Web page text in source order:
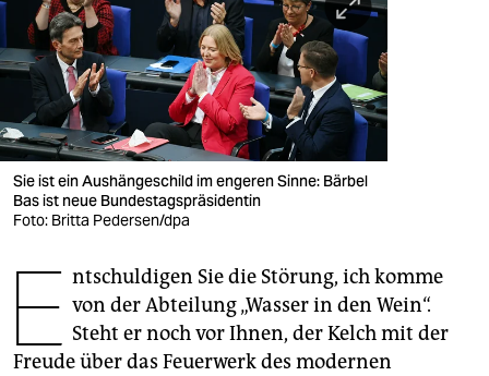
verlag
veranstaltungen
shop
fragen & hilfe
unterstützen
genossenschaft
epaper login
Sie ist ein Aushängeschild im engeren Sinne: Bärbel
Bas ist neue Bundestagspräsidentin
Foto: Britta Pedersen/dpa
E ntschuldigen Sie die Störung, ich komme
von der Abteilung „Wasser in den Wein“.
Steht er noch vor Ihnen, der Kelch mit der
Freude über das Feuerwerk des modernen